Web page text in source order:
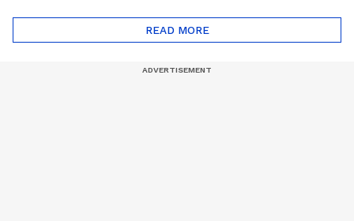
Antony Varghese Pepe
Naslen| Mollywood
Times|Interview
READ MORE